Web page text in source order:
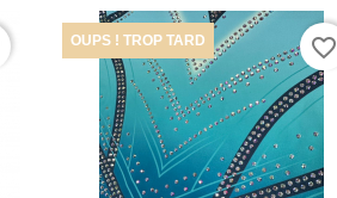
OUPS ! TROP TARD favorite_border